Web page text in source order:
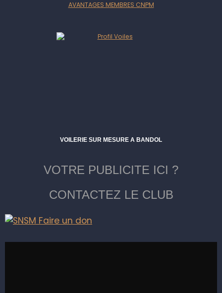
AVANTAGES MEMBRES CNPM
VOILERIE SUR MESURE A BANDOL
VOTRE PUBLICITE ICI ?
CONTACTEZ LE CLUB